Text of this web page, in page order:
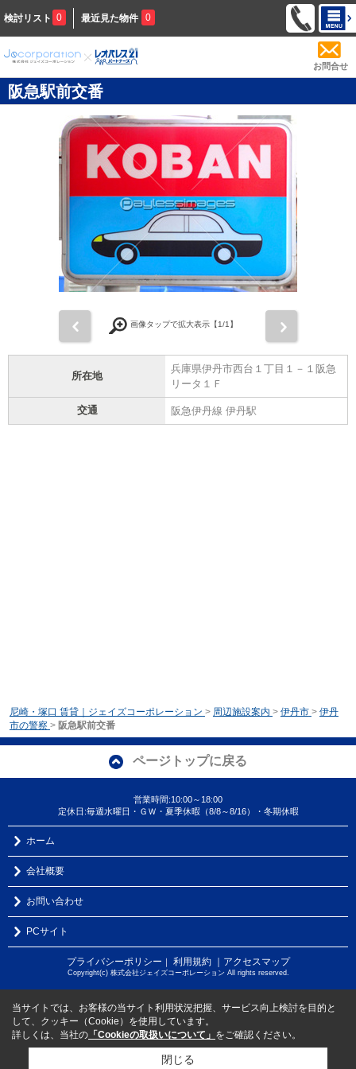
検討リスト 0 最近見た物件 0
お問合せ
阪急駅前交番
画像タップで拡大表示【1/1】
所在地
兵庫県伊丹市西台１丁目１－１阪急
リータ１Ｆ
交通 阪急伊丹線 伊丹駅
尼崎・塚口 賃貸｜ジェイズコーポレーション > 周辺施設案内 > 伊丹市 > 伊丹
市の警察 > 阪急駅前交番
ページトップに戻る
営業時間:10:00～18:00
定休日:毎週水曜日・ＧＷ・夏季休暇（8/8～8/16）・冬期休暇
ホーム
会社概要
お問い合わせ
PCサイト
プライバシーポリシー ｜ 利用規約 ｜アクセスマップ
Copyright(c) 株式会社ジェイズコーポレーション All rights reserved.
当サイトでは、お客様の当サイト利用状況把握、サービス向上検討を目的と
して、クッキー（Cookie）を使用しています。
詳しくは、当社の 「Cookieの取扱いについて」 をご確認ください。
閉じる